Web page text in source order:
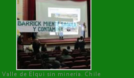
Valle de Elqui sin minería. Chile